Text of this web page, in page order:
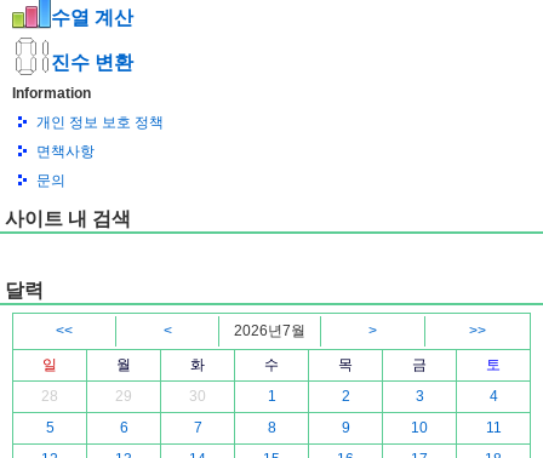
수열 계산
진수 변환
Information
개인 정보 보호 정책
면책사항
문의
사이트 내 검색
달력
<< < 2026년7월 >
>>
일
월 화 수 목 금
토
28
29 30 1 2 3
4
5
6 7 8 9 10
11